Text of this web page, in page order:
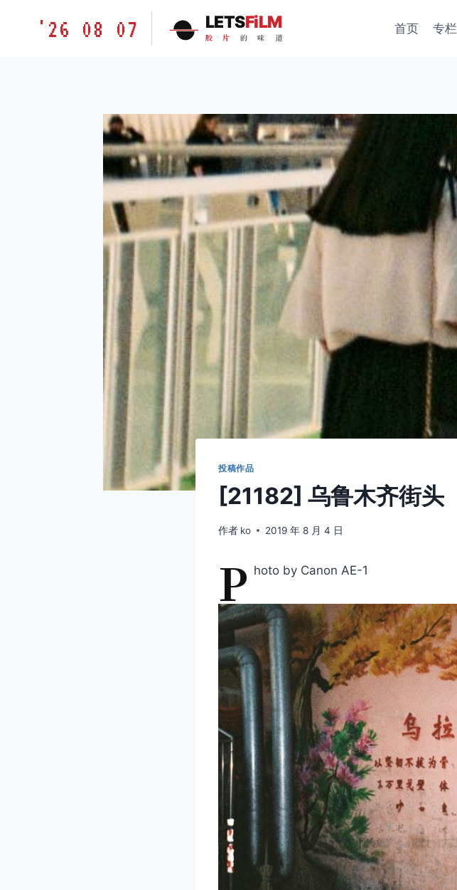
胶'26 08 07 LETSFiLM
胶 片 的 味 道
首页 专栏
投稿作品
[21182] 乌鲁木齐街头
作者 ko 2019 年 8 月 4 日
P hoto by Canon AE-1